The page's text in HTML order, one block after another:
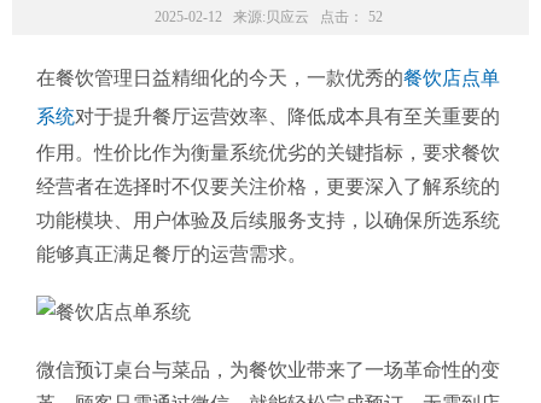
2025-02-12 来源: 贝应云 点击： 52
在餐饮管理日益精细化的今天，一款优秀的餐饮店点单
系统对于提升餐厅运营效率、降低成本具有至关重要的
作用。性价比作为衡量系统优劣的关键指标，要求餐饮
经营者在选择时不仅要关注价格，更要深入了解系统的
功能模块、用户体验及后续服务支持，以确保所选系统
能够真正满足餐厅的运营需求。
微信预订桌台与菜品，为餐饮业带来了一场革命性的变